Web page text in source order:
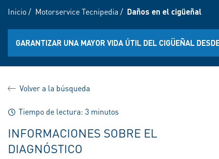
Inicio/ Motorservice Tecnipedia / Daños en el cigüeñal
GARANTIZAR UNA MAYOR VIDA ÚTIL DEL CIGÜEÑAL
Volver a la búsqueda
Tiempo de lectura: 3 minutos
INFORMACIONES SOBRE EL
DIAGNÓSTICO